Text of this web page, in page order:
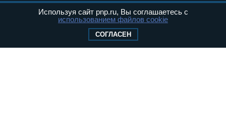
связи, информационных технологий и
массовых коммуникаций (Роскомнадзор) 05
Свидетельство о регистрации Эл № ФС77-
Используя сайт pnp.ru, Вы соглашаетесь с
использованием файлов cookie
СОГЛАСЕН